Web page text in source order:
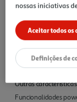
Conectividade
Bluetooth 5.3, Wi-Fi
Android
Outras características
Funcionalidades
nossas iniciativas
Aceitar todos os
Definições de